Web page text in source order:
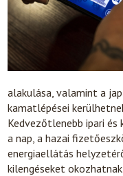
alakulása, valamint a
kamatlépései
Kedvezőtlenebb ipari
a nap, a hazai
energiaellátás
kilengéseket